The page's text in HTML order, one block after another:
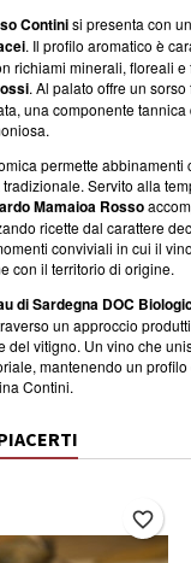
Continisi presenta con
. Il profilo aromatico è
richiami minerali, floreali e
. Al palato offre un
una componente tannica
permette abbinamenti
Servito alla
Mamaioa Rosso
ricette dal carattere
conviviali in cui il
con il territorio di origine.
di Sardegna DOC
un approccio
del vitigno. Un vino che
mantenendo un
Contini.
favorite_border